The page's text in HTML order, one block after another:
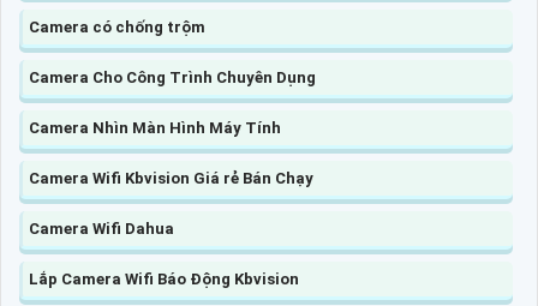
Camera có chống trộm
Camera Cho Công Trình Chuyên Dụng
Camera Nhìn Màn Hình Máy Tính
Camera Wifi Kbvision Giá rẻ Bán Chạy
Camera Wifi Dahua
Lắp Camera Wifi Báo Động Kbvision